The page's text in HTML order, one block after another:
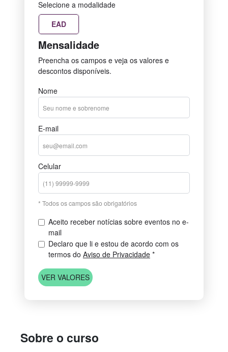
Selecione a modalidade
EAD
Mensalidade
Preencha os campos e veja os valores e
descontos disponíveis.
Nome
E-mail
Celular
* Todos os campos são obrigatórios
Aceito receber notícias sobre eventos no e-
mail
Declaro que li e estou de acordo com os
termos do Aviso de Privacidade *
VER VALORES
Sobre o curso